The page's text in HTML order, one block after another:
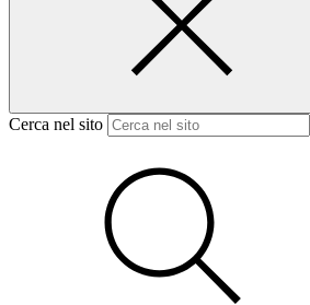
Cerca nel sito